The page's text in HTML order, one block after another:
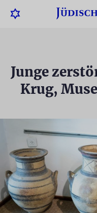
Junge
Krug,